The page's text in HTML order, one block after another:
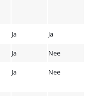
Ja Ja
Ja Nee
Ja Nee